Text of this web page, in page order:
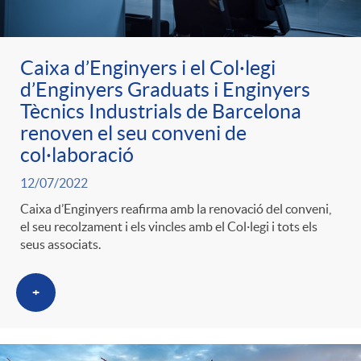
r
a
S
a
l
a
p
e
r
c
a
e
n
i
d
o
l
i
c
a
d
o
r
Caixa d’Enginyers i el Col·legi
d’Enginyers Graduats i Enginyers
Tècnics Industrials de Barcelona
renoven el seu conveni de
col·laboració
12/07/2022
Caixa d’Enginyers reafirma amb la renovació del conveni,
el seu recolzament i els vincles amb el Col·legi i tots els
seus associats.
+